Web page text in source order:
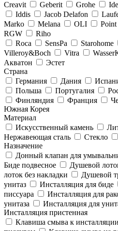
Creavit
Geberit Grohe
Iddis
Jacob Delafon
Marko
Melana OLI Point
RGW
Riho
Roca
SensPa Starohome
Villeroy&Boсh
Vitra
Акватон
Эстет
Страна
Германия
Дания
Польша
Португалия
Финляндия
Франция
Южная Корея
Материал
Искусственный камень
Нержавеющая сталь
Стекло
Назначение
Донный клапан для
Биде подвесное
Душевой
лоток без накладки
Душевой
унитаз
Инсталляция для биде
писсуара
Инсталляция для
унитаза
Инсталляция для
Инсталляция пристенная
Клавиша смыва к инсталляции